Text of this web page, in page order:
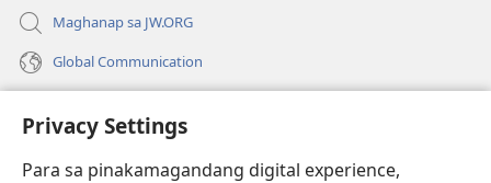
Privacy Settings
Para sa pinakamagandang digital experience,
Maghanap sa JW.ORG
Global Communication
(may